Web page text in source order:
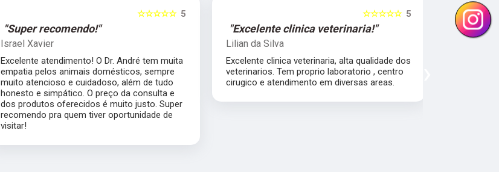
5
☆☆☆☆☆
"Super recomendo!"
Israel Xavier
Excelente atendimento! O Dr. André tem muita
empatia pelos animais domésticos, sempre
muito atencioso e cuidadoso, além de tudo
honesto e simpático. O preço da consulta e
dos produtos oferecidos é muito justo. Super
recomendo pra quem tiver oportunidade de
visitar!
5
☆☆☆☆☆
"Excelente clinica veterinaria!"
Lilian da Silva
Excelente clinica veterinaria, alta qualidade dos
veterinarios. Tem proprio laboratorio , centro
cirugico e atendimento em diversas areas.